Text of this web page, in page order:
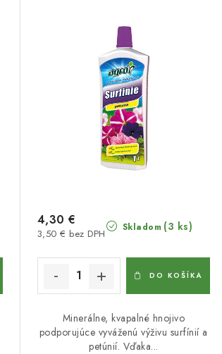
Skladom (3 ks)
3,50 € bez DPH
4,30 €
DO KOŠÍKA
Minerálne, kvapalné hnojivo
podporujúce vyváženú výživu surfínií a
petúnií. Vďaka...